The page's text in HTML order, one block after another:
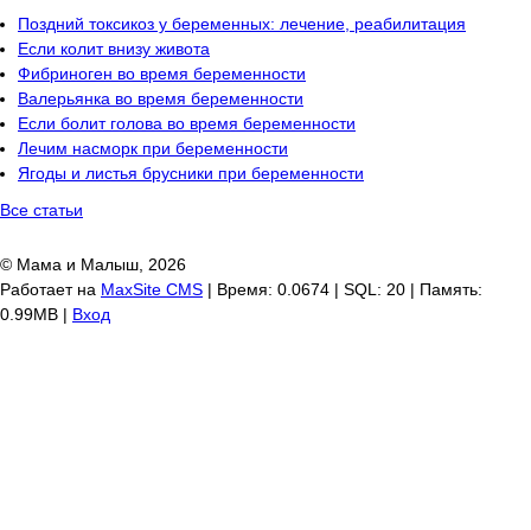
Поздний токсикоз у беременных: лечение, реабилитация
Если колит внизу живота
Фибриноген во время беременности
Валерьянка во время беременности
Если болит голова во время беременности
Лечим насморк при беременности
Ягоды и листья брусники при беременности
Все статьи
© Мама и Малыш, 2026
Работает на MaxSite CMS | Время: 0.0674 | SQL: 20 | Память:
0.99MB | Вход